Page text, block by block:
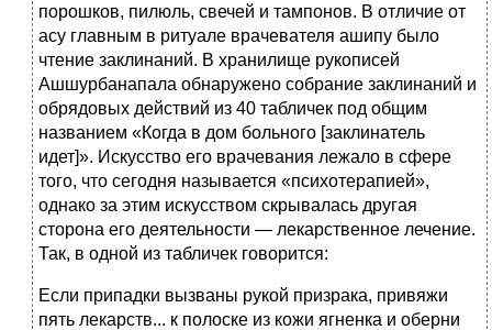
порошков, пилюль, свечей и тампонов. В отличие от
асу главным в ритуале врачевателя ашипу было
чтение заклинаний. В хранилище рукописей
Ашшурбанапала обнаружено собрание заклинаний и
обрядовых действий из 40 табличек под общим
названием «Когда в дом больного [заклинатель
идет]». Искусство его врачевания лежало в сфере
того, что сегодня называется «психотерапией»,
однако за этим искусством скрывалась другая
сторона его деятельности — лекарственное лечение.
Так, в одной из табличек говорится:
Если припадки вызваны рукой призрака, привяжи
пять лекарств... к полоске из кожи ягненка и оберни